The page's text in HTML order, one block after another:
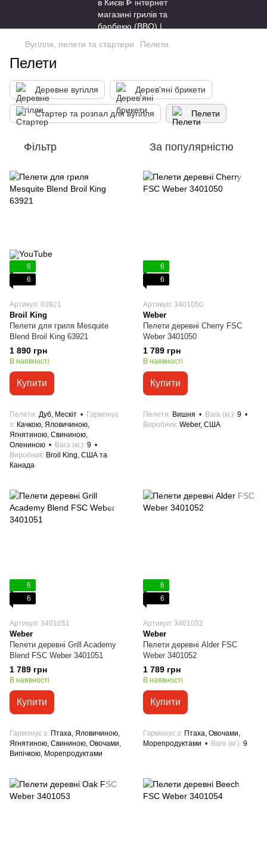
Вугілля, пелети та стартери Пелети
Пелети
Деревне вугілля Дерев'яні брикети
Стартер та розпал для вугілля Пелети
Фільтр За популярністю
6
6
Артикул: 63921
Broil King
Пелети для гриля Mesquite
Blend Broil King 63921
1 890 грн
В наявності
Купити
Пелети Дуб, Мескіт
Гармонує
з
Качкою, Яловичиною,
Ягнятиною, Свининою,
Олениною
Вага (кг.) 9
Виробник Broil King, США та
Канада
6
6
Артикул: 3401050
Weber
Пелети деревні Cherry FSC
Weber 3401050
1 789 грн
В наявності
Купити
Пелети Вишня Вага (кг.) 9
Виробник Weber, США
6
6
Артикул: 3401051
Weber
Пелети деревні Grill Academy
Blend FSC Weber 3401051
1 789 грн
В наявності
Купити
Гармонує з
Птаха, Яловичиною,
Ягнятиною, Свининою, Овочами,
Випічкою, Морепродуктами
6
6
Артикул: 3401052
Weber
Пелети деревні Alder FSC
Weber 3401052
1 789 грн
В наявності
Купити
Гармонує з
Птаха, Овочами,
Морепродуктами
Вага (кг.) 9